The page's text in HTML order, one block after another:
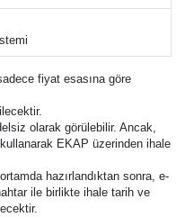
fiyat esasına göre
olarak görülebilir. Ancak,
EKAP üzerinden ihale
hazırlandıktan sonra, e-
ile birlikte ihale tarih ve